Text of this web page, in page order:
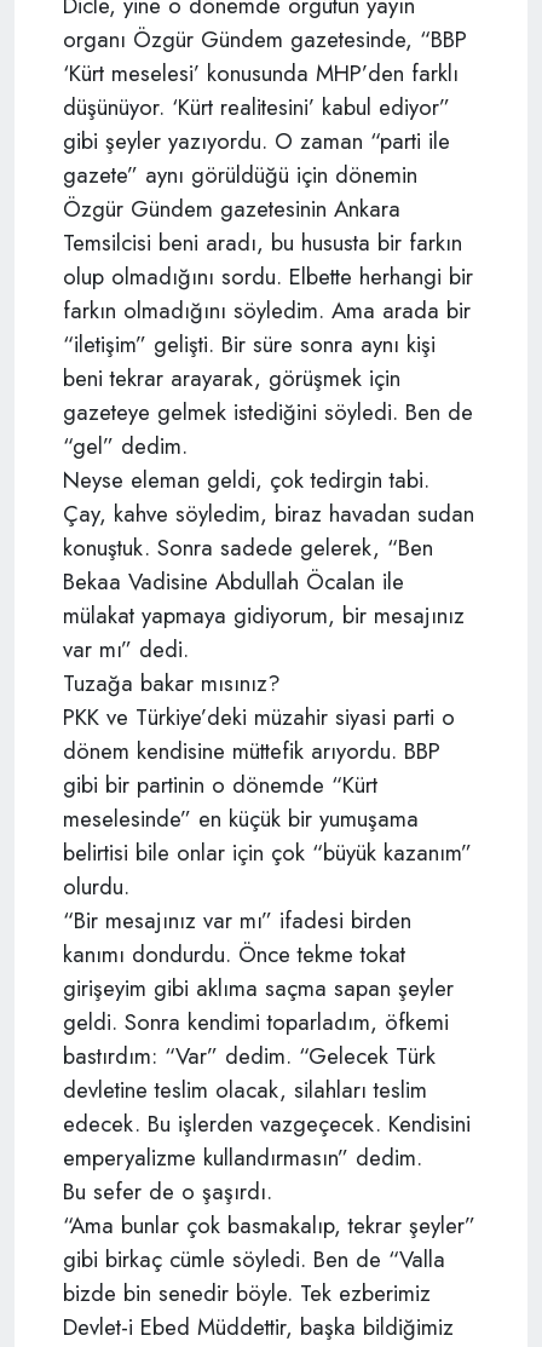
organı Özgür Gündem gazetesinde, “BBP
‘Kürt meselesi’ konusunda MHP’den farklı
düşünüyor. ‘Kürt realitesini’ kabul ediyor”
gibi şeyler yazıyordu. O zaman “parti ile
gazete” aynı görüldüğü için dönemin
Özgür Gündem gazetesinin Ankara
Temsilcisi beni aradı, bu hususta bir farkın
olup olmadığını sordu. Elbette herhangi bir
farkın olmadığını söyledim. Ama arada bir
“iletişim” gelişti. Bir süre sonra aynı kişi
beni tekrar arayarak, görüşmek için
gazeteye gelmek istediğini söyledi. Ben de
“gel” dedim.
Neyse eleman geldi, çok tedirgin tabi.
Çay, kahve söyledim, biraz havadan sudan
konuştuk. Sonra sadede gelerek, “Ben
Bekaa Vadisine Abdullah Öcalan ile
mülakat yapmaya gidiyorum, bir mesajınız
var mı” dedi.
Tuzağa bakar mısınız?
PKK ve Türkiye’deki müzahir siyasi parti o
dönem kendisine müttefik arıyordu. BBP
gibi bir partinin o dönemde “Kürt
meselesinde” en küçük bir yumuşama
belirtisi bile onlar için çok “büyük kazanım”
olurdu.
“Bir mesajınız var mı” ifadesi birden
kanımı dondurdu. Önce tekme tokat
girişeyim gibi aklıma saçma sapan şeyler
geldi. Sonra kendimi toparladım, öfkemi
bastırdım: “Var” dedim. “Gelecek Türk
devletine teslim olacak, silahları teslim
edecek. Bu işlerden vazgeçecek. Kendisini
emperyalizme kullandırmasın” dedim.
Bu sefer de o şaşırdı.
“Ama bunlar çok basmakalıp, tekrar şeyler”
gibi birkaç cümle söyledi. Ben de “Valla
bizde bin senedir böyle. Tek ezberimiz
Devlet-i Ebed Müddettir, başka bildiğimiz